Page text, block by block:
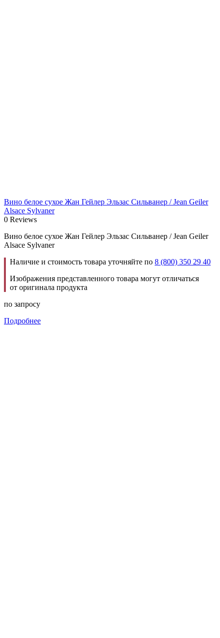
Вино белое сухое Жан Гейлер Эльзас Сильванер / Jean Geiler
Alsace Sylvaner
0 Reviews
Вино белое сухое Жан Гейлер Эльзас Сильванер / Jean Geiler
Alsace Sylvaner
Наличие и стоимость товара уточняйте по 8 (800) 350 29 40
Изображения представленного товара могут отличаться
от оригинала продукта
по запросу
Подробнее